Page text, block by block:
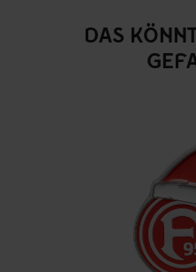
DAS